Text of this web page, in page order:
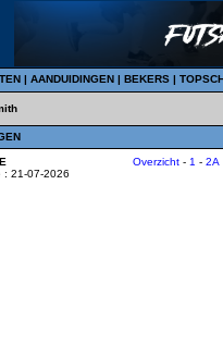
| AANDUIDINGEN | BEKERS |
: 21-07-2026
Overzicht - 1 - 2A